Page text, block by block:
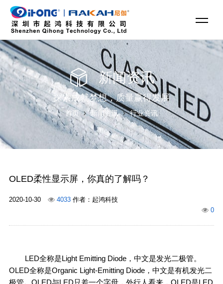
新闻资讯
探索成就梦想，质量赢得发展
首页 新闻资讯 行业资讯
OLED柔性显示屏，你真的了解吗？
2020-10-30 4033作者：起鸿科技
0
LED全称是Light Emitting Diode，中文是发光二极管。
OLED全称是Organic Light-Emitting Diode，中文是有机发光二
极管。OLED与LED只差一个字母，外行人看来，OLED是LED